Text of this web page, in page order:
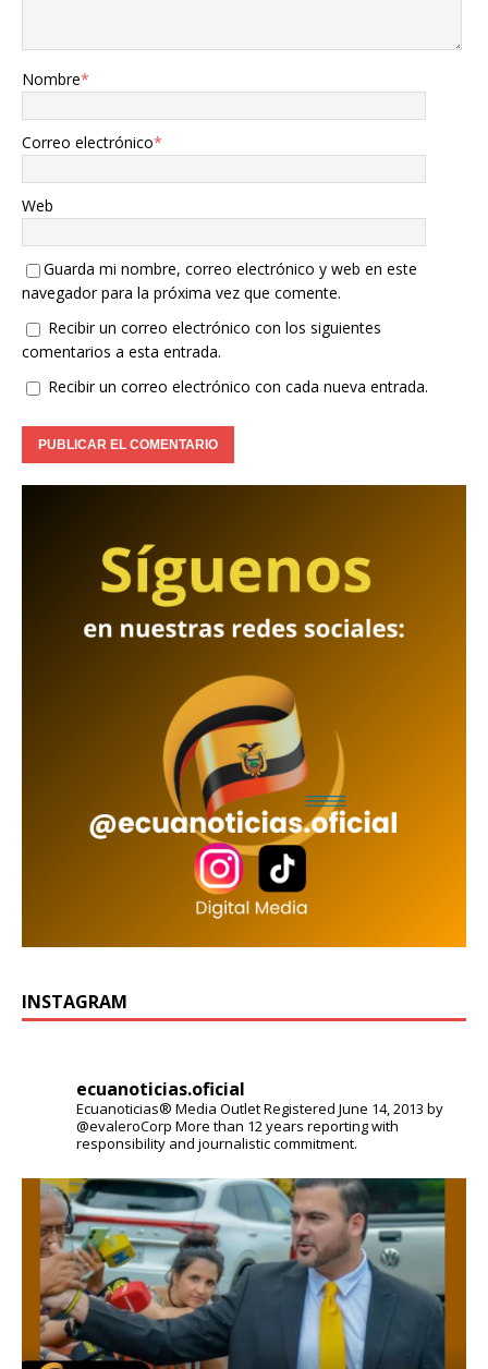
Nombre*
Correo electrónico*
Web
Guarda mi nombre, correo electrónico y web en este
navegador para la próxima vez que comente.
Recibir un correo electrónico con los siguientes
comentarios a esta entrada.
Recibir un correo electrónico con cada nueva entrada.
INSTAGRAM
ecuanoticias.oficial
Ecuanoticias® Media OutletRegistered June 14, 2013 by
@evaleroCorp More than 12 years reporting with
responsibility and journalistic commitment.